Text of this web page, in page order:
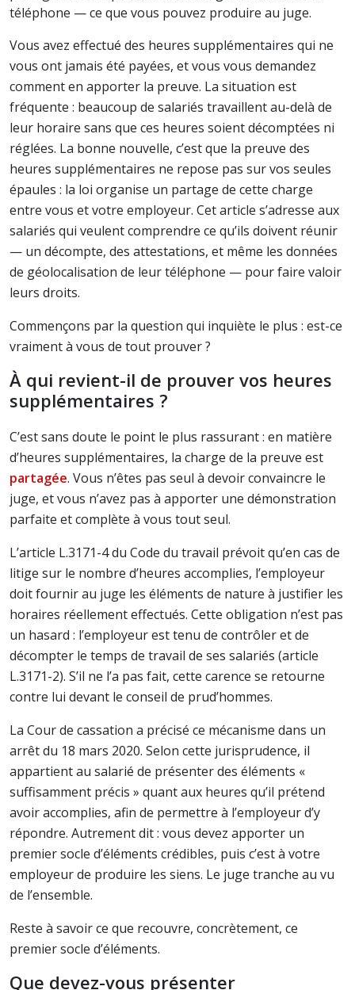
téléphone — ce que vous pouvez produire au juge.
Vous avez effectué des heures supplémentaires qui ne
vous ont jamais été payées, et vous vous demandez
comment en apporter la preuve. La situation est
fréquente : beaucoup de salariés travaillent au-delà de
leur horaire sans que ces heures soient décomptées ni
réglées. La bonne nouvelle, c’est que la preuve des
heures supplémentaires ne repose pas sur vos seules
épaules : la loi organise un partage de cette charge
entre vous et votre employeur. Cet article s’adresse aux
salariés qui veulent comprendre ce qu’ils doivent réunir
— un décompte, des attestations, et même les données
de géolocalisation de leur téléphone — pour faire valoir
leurs droits.
Commençons par la question qui inquiète le plus : est-ce
vraiment à vous de tout prouver ?
À qui revient-il de prouver vos heures
supplémentaires ?
C’est sans doute le point le plus rassurant : en matière
d’heures supplémentaires, la charge de la preuve est
partagée. Vous n’êtes pas seul à devoir convaincre le
juge, et vous n’avez pas à apporter une démonstration
parfaite et complète à vous tout seul.
L’article L.3171-4 du Code du travail prévoit qu’en cas de
litige sur le nombre d’heures accomplies, l’employeur
doit fournir au juge les éléments de nature à justifier les
horaires réellement effectués. Cette obligation n’est pas
un hasard : l’employeur est tenu de contrôler et de
décompter le temps de travail de ses salariés (article
L.3171-2). S’il ne l’a pas fait, cette carence se retourne
contre lui devant le conseil de prud’hommes.
La Cour de cassation a précisé ce mécanisme dans un
arrêt du 18 mars 2020. Selon cette jurisprudence, il
appartient au salarié de présenter des éléments «
suffisamment précis » quant aux heures qu’il prétend
avoir accomplies, afin de permettre à l’employeur d’y
répondre. Autrement dit : vous devez apporter un
premier socle d’éléments crédibles, puis c’est à votre
employeur de produire les siens. Le juge tranche au vu
de l’ensemble.
Reste à savoir ce que recouvre, concrètement, ce
premier socle d’éléments.
Que devez-vous présenter